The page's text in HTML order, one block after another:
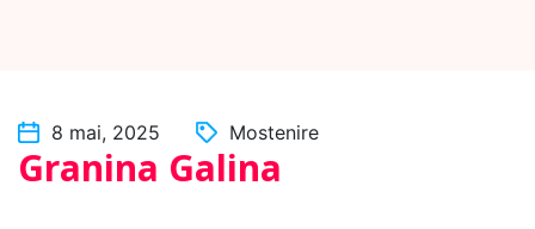
8 mai, 2025 Mostenire
Granina Galina